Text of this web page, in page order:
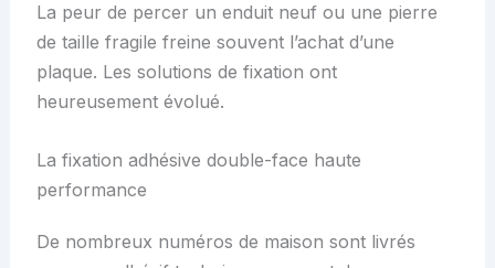
La peur de percer un enduit neuf ou une pierre
de taille fragile freine souvent l’achat d’une
plaque. Les solutions de fixation ont
heureusement évolué.
La fixation adhésive double-face haute
performance
De nombreux numéros de maison sont livrés